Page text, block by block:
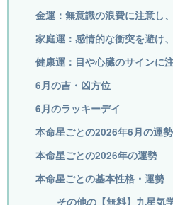
金運：無意識の浪費に注意し
家庭運：感情的な衝突を避け
健康運：目や心臓のサインに
6月の吉・凶方位
6月のラッキーデイ
本命星ごとの2026年6月の運勢
本命星ごとの2026年の運勢
本命星ごとの基本性格・運勢
その他の【無料】九星気